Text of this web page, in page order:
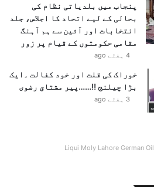
پنجاب میں بلدیاتی نظام کی
بحالی کے لیے اتحاد کا اجلاس، جلد
انتخابات اور آئین سے ہم آہنگ
مقامی حکومتوں کے قیام پر زور
4 ہفتے ago
خوراک کی قلت اور خود کفالت ۔ایک
بڑا چیلنج !!……پیر مشتاق رضوی
3 ہفتے ago
Liqui Moly Lahore German Oil